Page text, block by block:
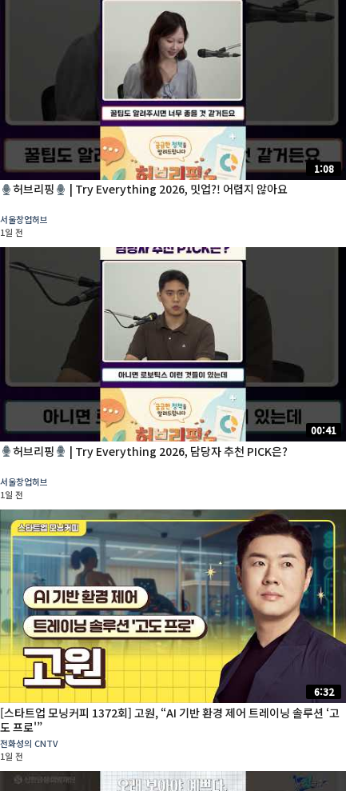
1:08
허브리핑 | Try Everything 2026, 밋업?! 어렵지 않아요
서울창업허브
1일 전
00:41
허브리핑 | Try Everything 2026, 담당자 추천 PICK은?
서울창업허브
1일 전
6:32
[스타트업 모닝커피 1372회] 고원, “AI 기반 환경 제어 트레이닝 솔루션 ‘고
도 프로'”
전화성의 CNTV
1일 전